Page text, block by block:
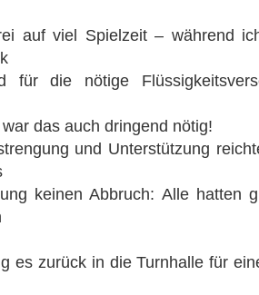
auf viel Spielzeit – während
für die nötige
das auch dringend nötig!
und Unterstützung
keinen Abbruch: Alle hatten
es zurück in die Turnhalle für